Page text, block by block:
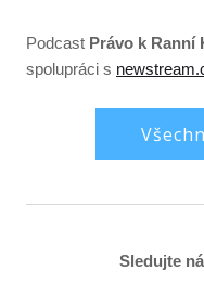
Podcast Právo k Ranní
spolupráci s
Sledujte